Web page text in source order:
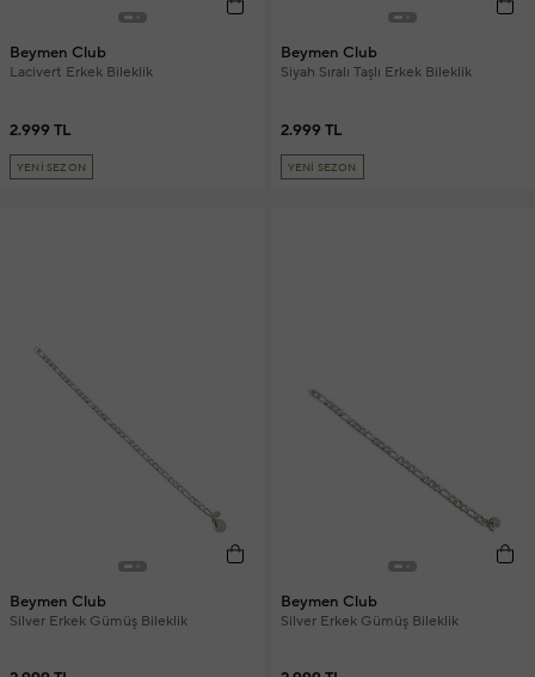
Beymen Club
Lacivert Erkek Bileklik
2.999 TL
YENİ SEZON
Beymen Club
Siyah Sıralı Taşlı Erkek Bileklik
2.999 TL
YENİ SEZON
Beymen Club
Silver Erkek Gümüş Bileklik
Beymen Club
Silver Erkek Gümüş Bileklik